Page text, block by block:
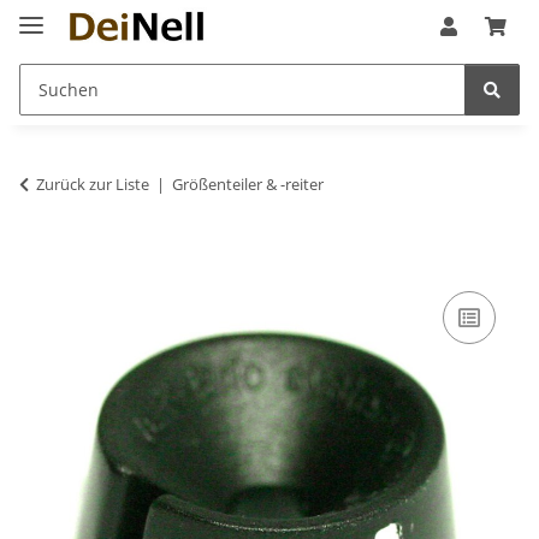
Zurück zur Liste Größenteiler & -reiter